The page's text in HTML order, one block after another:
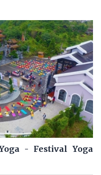
- Festival Yoga